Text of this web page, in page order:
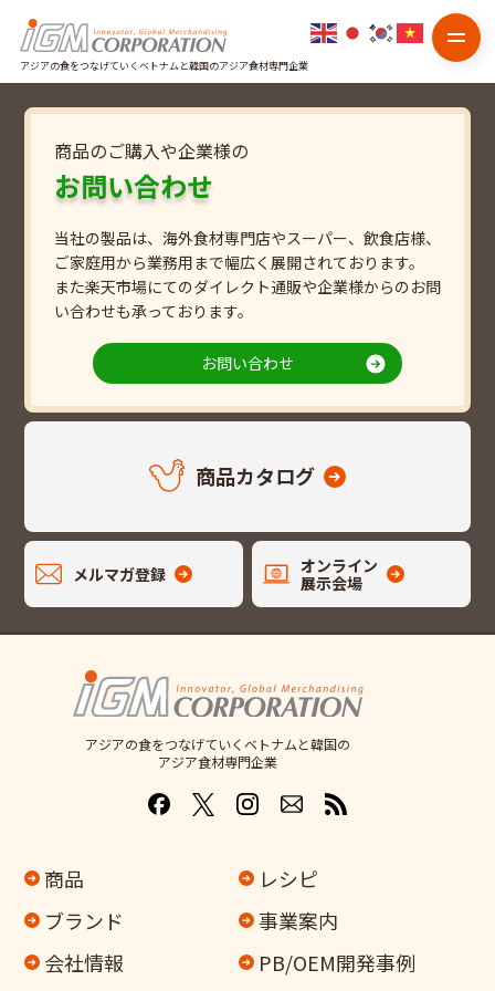
アジアの食をつなげていくベトナムと韓国のアジア食材専門企業
商品のご購入や企業様の
お問い合わせ
当社の製品は、海外食材専門店やスーパー、飲食店様、
ご家庭用から業務用まで幅広く展開されております。
また楽天市場にてのダイレクト通販や企業様からのお問
い合わせも承っております。
お問い合わせ
商品カタログ
メルマガ登録
オンライン
展示会場
アジアの食をつなげていくベトナムと韓国の
アジア食材専門企業
商品
レシピ
ブランド
事業案内
会社情報
PB/OEM開発事例